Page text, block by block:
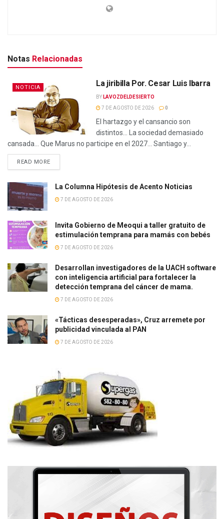
Notas Relacionadas
NOTICIA La jiribilla Por. Cesar Luis Ibarra
BY LAVOZDELDESIERTO
7 DE AGOSTO DE 2026
0
El hartazgo y el cansancio son
distintos… La sociedad demasiado
cansada… Que Marus no participe en el 2027… Santiago y...
READ MORE
La Columna Hipótesis de Acento Noticias
7 DE AGOSTO DE 2026
Invita Gobierno de Meoqui a taller gratuito de
estimulación temprana para mamás con bebés
7 DE AGOSTO DE 2026
Desarrollan investigadores de la UACH software
con inteligencia artificial para fortalecer la
detección temprana del cáncer de mama.
7 DE AGOSTO DE 2026
«Tácticas desesperadas», Cruz arremete por
publicidad vinculada al PAN
7 DE AGOSTO DE 2026